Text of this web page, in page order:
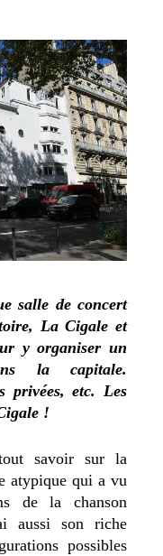
salle de concert
La Cigale et
y organiser un
la capitale.
privées, etc. Les
!
savoir sur la
atypique qui a vu
de la chanson
aussi son riche
possibles